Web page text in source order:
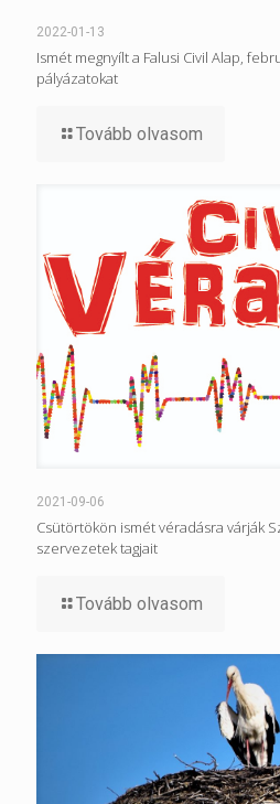
2022-01-13
Ismét megnyílt a Falusi Civil Alap,
pályázatokat
Tovább olvasom
2021-09-06
Csütörtökön ismét véradásra várják
szervezetek tagjait
Tovább olvasom